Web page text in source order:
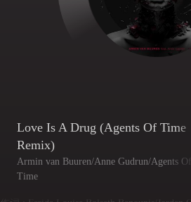
Love Is A Drug (Agents Of Time
Remix)
Armin van Buuren/Anne Gudrun/Agents Of
Time